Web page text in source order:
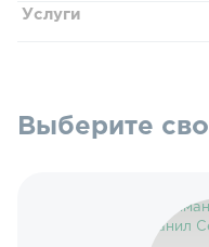
Услуги
Выберите